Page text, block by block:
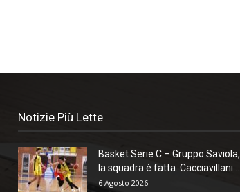
Notizie Più Lette
Basket Serie C – Gruppo Saviola,
la squadra è fatta. Cacciavillani:...
6 Agosto 2026